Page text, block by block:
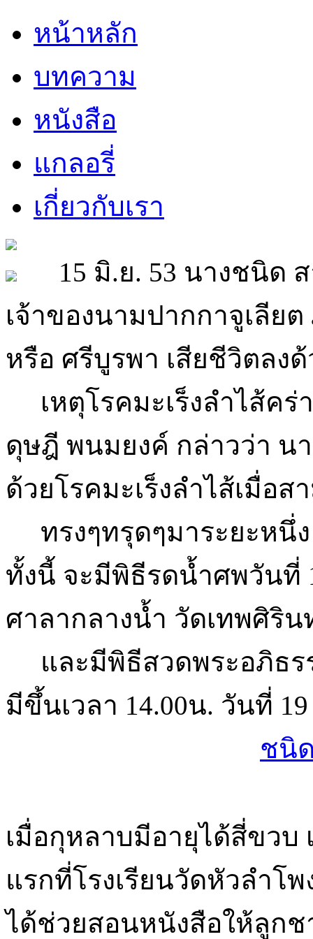
หน้าหลัก
บทความ
หนังสือ
แกลอรี่
เกี่ยวกับเรา
15 มิ.ย. 53 นางชนิด
เจ้าของนามปากกาจูเลีย
หรือ ศรีบูรพา เสียชีวิตลงด้
เหตุโรคมะเร็งลำไส้คร่
ดุษฎี พนมยงค์ กล่าวว่า น
ด้วยโรคมะเร็งลำไส้เมื่อ
ทรงๆทรุดๆมาระยะหนึ่ง
ทั้งนี้ จะมีพิธีรดน้ำศพวันที่
ศาลากลางน้ำ วัดเทพศิริ
และมีพิธีสวดพระอภิธร
มีขึ้นเวลา 14.00น. วันที่
ชนิ
เมื่อกุหลาบมีอายุได้สี่ขวบ
แรกที่โรงเรียนวัดหัวลำโ
ได้ช่วยสอนหนังสือให้ลูกช